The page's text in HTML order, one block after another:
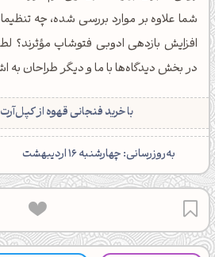
شما علاوه بر موارد بررسی شده، چه
افزایش بازدهی ادوبی فتوشاپ مؤثرند؟
در بخش دیدگاه‌ها با ما و دیگر طراحان به
با خرید فنجانی قهوه از
‌به‌روزرسانی: چهارشنبه 16 اردیبهشت